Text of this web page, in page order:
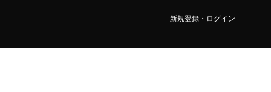
新規登録・ログイン